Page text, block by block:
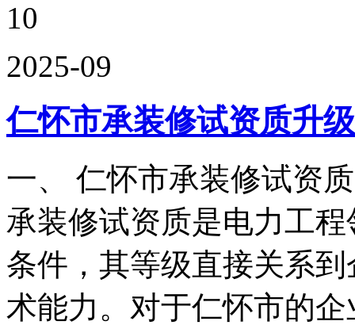
10
2025-09
仁怀市承装修试资质升
一、 仁怀市承装修试资
承装修试资质是电力工
条件，其等级直接关系
术能力。对于仁怀市的